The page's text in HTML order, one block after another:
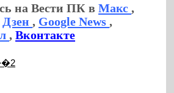
на Вести ПК вМакс,
Дзен, Google News,
,Вконтакте